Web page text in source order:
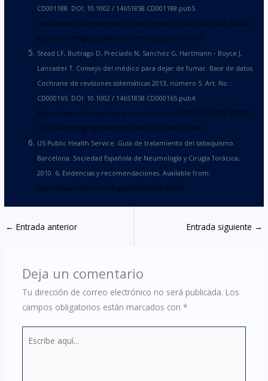
CD001188. DOI: 10.1002 / 14651858.CD001188.pub5.
https://www.cochranelibrary.com/cdsr/doi/10.1002/14651858.CD0011
88.pub5/full?highlightAbstract=de%7Cdejar%7Cfumar
Stead LF, Buitrago D, Preciado N, Sanchez G, Hartmann ‐ Boyce J,
Lancaster T. Consejo del médico para dejar de fumar. Base de datos
Cochrane de revisiones sistemáticas 2013, número 5. Art. No .:
CD000165. DOI: 10.1002 / 14651858.CD000165.pub4.
https://www.cochranelibrary.com/cdsr/doi/10.1002/14651858.CD0001
65.pub4/full?highlightAbstract=de%7Cdejar%7Cfumar
US Public Health Service. Guía de tratamiento del tabaquismo.
Barcelona: Sociedad Española de Neumología y Cirugía Torácica;
2010. 6, Evidencias y recomendaciones. Available from:
https://www.ncbi.nlm.nih.gov/books/NBK47493/
← Entrada anterior Entrada siguiente →
Deja un comentario
Tu dirección de correo electrónico no será publicada. Los
campos obligatorios están marcados con *